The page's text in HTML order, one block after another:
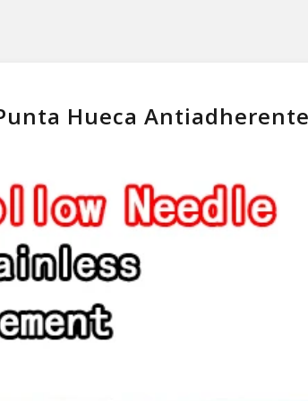
Hueca Antiadherente